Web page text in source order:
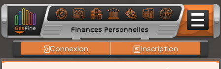
Connexion Inscription